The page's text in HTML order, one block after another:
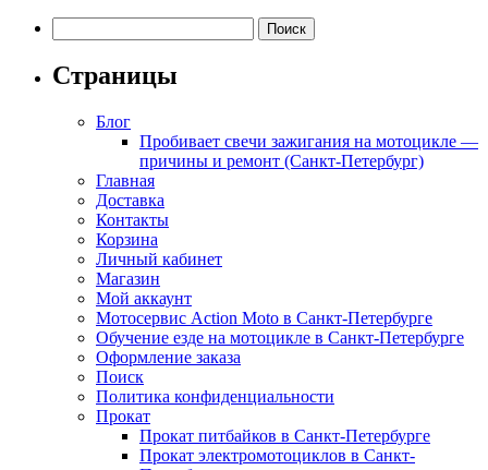
Страницы
Блог
Пробивает свечи зажигания на мотоцикле —
причины и ремонт (Санкт-Петербург)
Главная
Доставка
Контакты
Корзина
Личный кабинет
Магазин
Мой аккаунт
Мотосервис Action Moto в Санкт-Петербурге
Обучение езде на мотоцикле в Санкт-Петербурге
Оформление заказа
Поиск
Политика конфиденциальности
Прокат
Прокат питбайков в Санкт-Петербурге
Прокат электромотоциклов в Санкт-